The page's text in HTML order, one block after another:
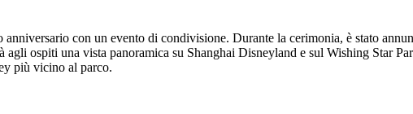
con un evento di condivisione. Durante la cerimonia, è stato
ospiti una vista panoramica su Shanghai Disneyland e sul Wishing Star
più vicino al parco.